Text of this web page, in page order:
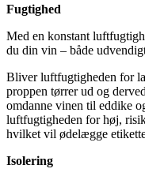
Fugtighed
Med en konstant
du din vin – både
Bliver luftfugtigheden for
proppen tørrer ud og
omdanne vinen til eddike
luftfugtigheden for høj,
hvilket vil ødelægge
Isolering